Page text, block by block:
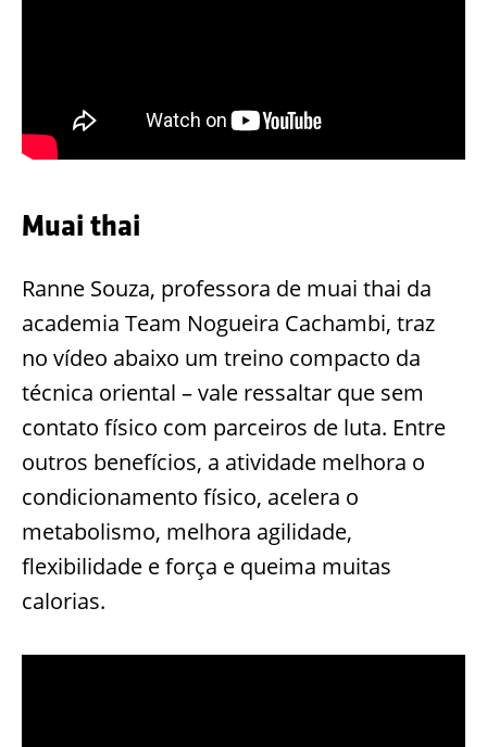
Muai thai
Ranne Souza, professora de muai thai da
academia Team Nogueira Cachambi, traz
no vídeo abaixo um treino compacto da
técnica oriental – vale ressaltar que sem
contato físico com parceiros de luta. Entre
outros benefícios, a atividade melhora o
condicionamento físico, acelera o
metabolismo, melhora agilidade,
flexibilidade e força e queima muitas
calorias.